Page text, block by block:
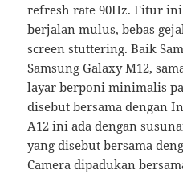
refresh rate 90Hz. Fitur
berjalan mulus, bebas
screen stuttering. Baik
Samsung Galaxy M12,
layar berponi minimalis
disebut bersama dengan
A12 ini ada dengan
yang disebut bersama
Camera dipadukan